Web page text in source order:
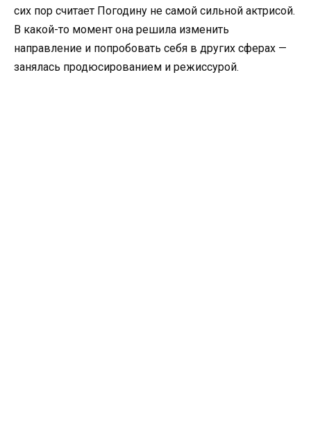
сих пор считает Погодину не самой сильной актрисой.
В какой-то момент она решила изменить
направление и попробовать себя в других сферах —
занялась продюсированием и режиссурой.